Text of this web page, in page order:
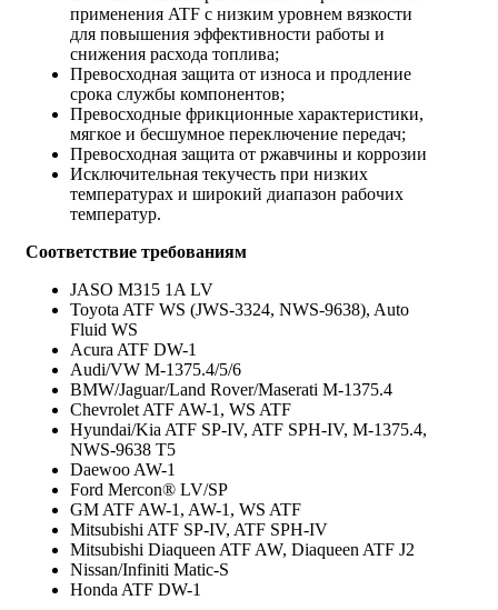
применения ATF с низким уровнем вязкости
для повышения эффективности работы и
снижения расхода топлива;
Превосходная защита от износа и продление
срока службы компонентов;
Превосходные фрикционные характеристики,
мягкое и бесшумное переключение передач;
Превосходная защита от ржавчины и коррозии
Исключительная текучесть при низких
температурах и широкий диапазон рабочих
температур.
Соответствие требованиям
JASO M315 1A LV
Toyota ATF WS (JWS-3324, NWS-9638), Auto
Fluid WS
Acura ATF DW-1
Audi/VW M-1375.4/5/6
BMW/Jaguar/Land Rover/Maserati M-1375.4
Chevrolet ATF AW-1, WS ATF
Hyundai/Kia ATF SP-IV, ATF SPH-IV, M-1375.4,
NWS-9638 T5
Daewoo AW-1
Ford Mercon® LV/SP
GM ATF AW-1, AW-1, WS ATF
Mitsubishi ATF SP-IV, ATF SPH-IV
Mitsubishi Diaqueen ATF AW, Diaqueen ATF J2
Nissan/Infiniti Matic-S
Honda ATF DW-1